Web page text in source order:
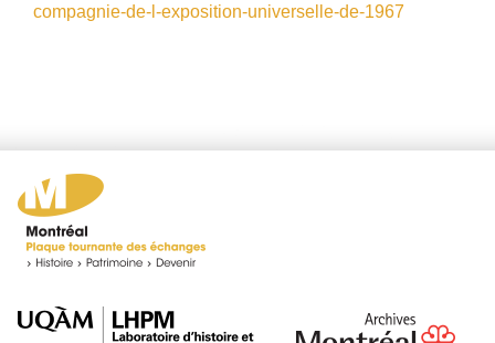
compagnie-de-l-exposition-universelle-de-1967